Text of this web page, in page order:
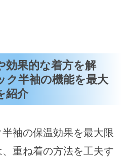
効果的な着方を解
ク半袖の機能を最大
紹介
袖の保温効果を最大限
重ね着の方法を工夫す